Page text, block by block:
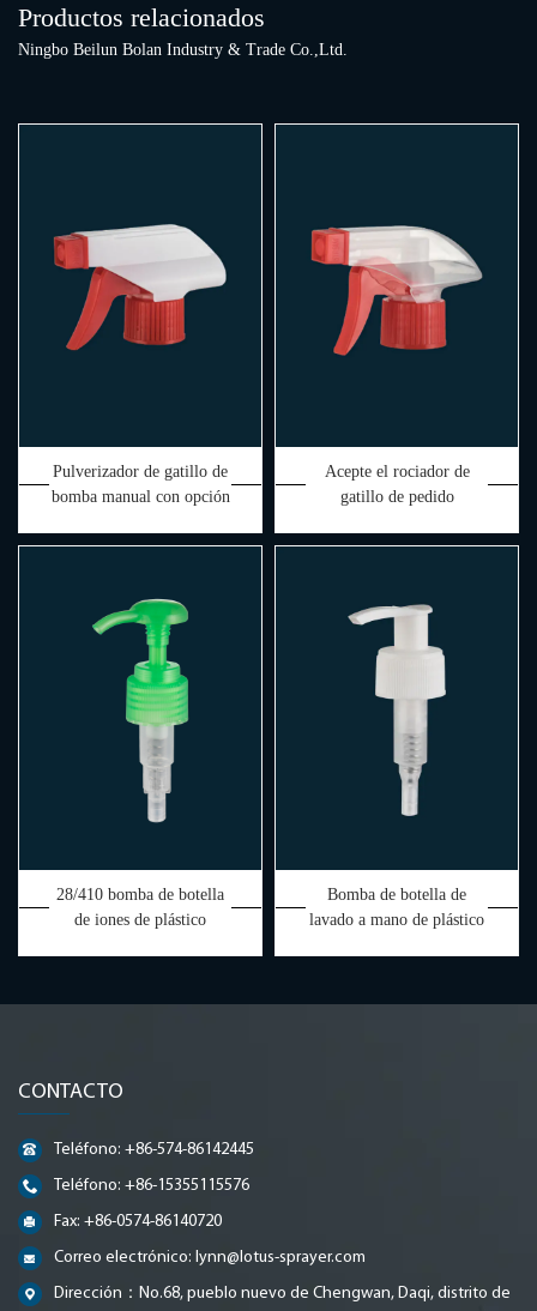
Productos relacionados
Ningbo Beilun Bolan Industry & Trade Co.,Ltd.
Pulverizador de gatillo de
bomba manual con opción
químicos 28/415
Acepte el rociador de
gatillo de pedido
limpieza
28/410 bomba de botella
de iones de plástico
Bomba de botella de
lavado a mano de plástico
CONTACTO
Teléfono: +86-574-86142445
Teléfono: +86-15355115576
Fax: +86-0574-86140720
Correo electrónico: lynn@lotus-sprayer.com
Dirección：No.68, pueblo nuevo de Chengwan, Daqi, distrito de